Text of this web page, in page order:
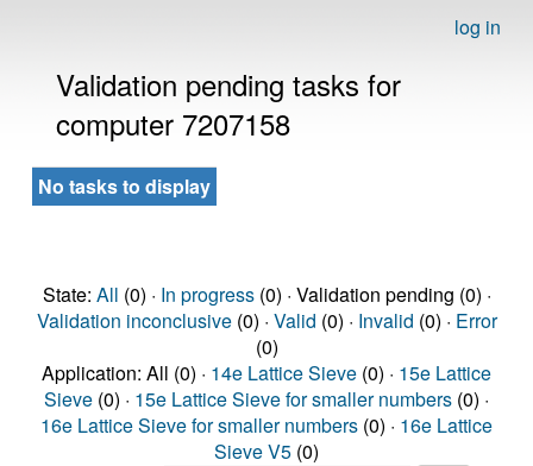
log in
Validation pending tasks for
computer 7207158
No tasks to display
State: All (0) · In progress(0) · Validation pending (0) ·
Validation inconclusive(0) · Valid (0) · Invalid (0) · Error
(0)
Application: All (0) · 14e Lattice Sieve (0) · 15e Lattice
Sieve (0) · 15e Lattice Sieve for smaller numbers (0) ·
16e Lattice Sieve for smaller numbers (0) · 16e Lattice
Sieve V5 (0)